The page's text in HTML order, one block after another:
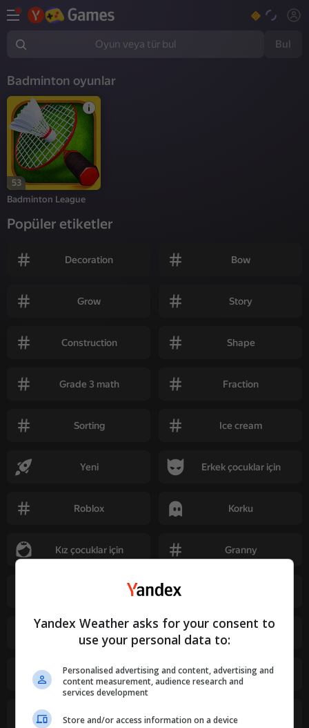
Oyun veya tür bul Bul
Badminton oyunlar
53
Badminton League
Popüler etiketler
Decoration Bow
Grow Story
Construction Shape
Grade 3 math Fraction
Sorting Ice cream
Yeni Erkek çocuklar için
Roblox Korku
Kız çocuklar için Granny
Minecraft Indirme olmadan
Ücretsiz
Yandex Weather asks for your consent to
use your personal data to:
Personalised advertising and content, advertising and
content measurement, audience research and
services development
Store and/or access information on a device